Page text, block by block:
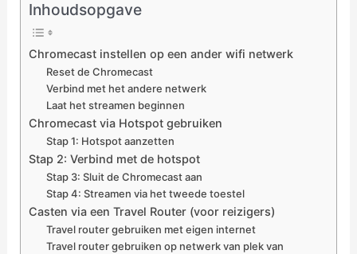
Inhoudsopgave
Chromecast instellen op een ander wifi netwerk
Reset de Chromecast
Verbind met het andere netwerk
Laat het streamen beginnen
Chromecast via Hotspot gebruiken
Stap 1: Hotspot aanzetten
Stap 2: Verbind met de hotspot
Stap 3: Sluit de Chromecast aan
Stap 4: Streamen via het tweede toestel
Casten via een Travel Router (voor reizigers)
Travel router gebruiken met eigen internet
Travel router gebruiken op netwerk van plek van